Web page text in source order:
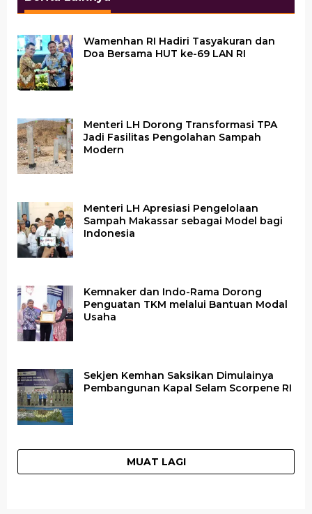
Wamenhan RI Hadiri Tasyakuran dan
Doa Bersama HUT ke-69 LAN RI
Menteri LH Dorong Transformasi TPA
Jadi Fasilitas Pengolahan Sampah
Modern
Menteri LH Apresiasi Pengelolaan
Sampah Makassar sebagai Model bagi
Indonesia
Kemnaker dan Indo-Rama Dorong
Penguatan TKM melalui Bantuan Modal
Usaha
Sekjen Kemhan Saksikan Dimulainya
Pembangunan Kapal Selam Scorpene RI